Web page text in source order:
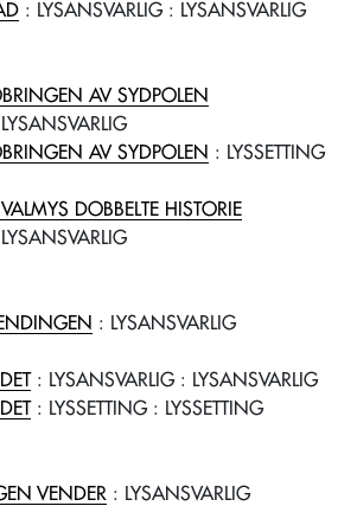
: LYSANSVARLIG: LYSANSVARLIG
AV SYDPOLEN
AV SYDPOLEN : LYSSETTING
DOBBELTE HISTORIE
: LYSANSVARLIG
: LYSANSVARLIG: LYSANSVARLIG
: LYSSETTING: LYSSETTING
VENDER : LYSANSVARLIG